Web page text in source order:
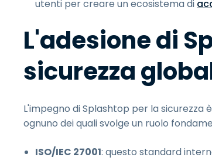
utenti per creare un ecosistema di
L'adesione di
sicurezza
L'impegno di Splashtop per la sicurezza
ognuno dei quali svolge un ruolo
ISO/IEC 27001: questo standard